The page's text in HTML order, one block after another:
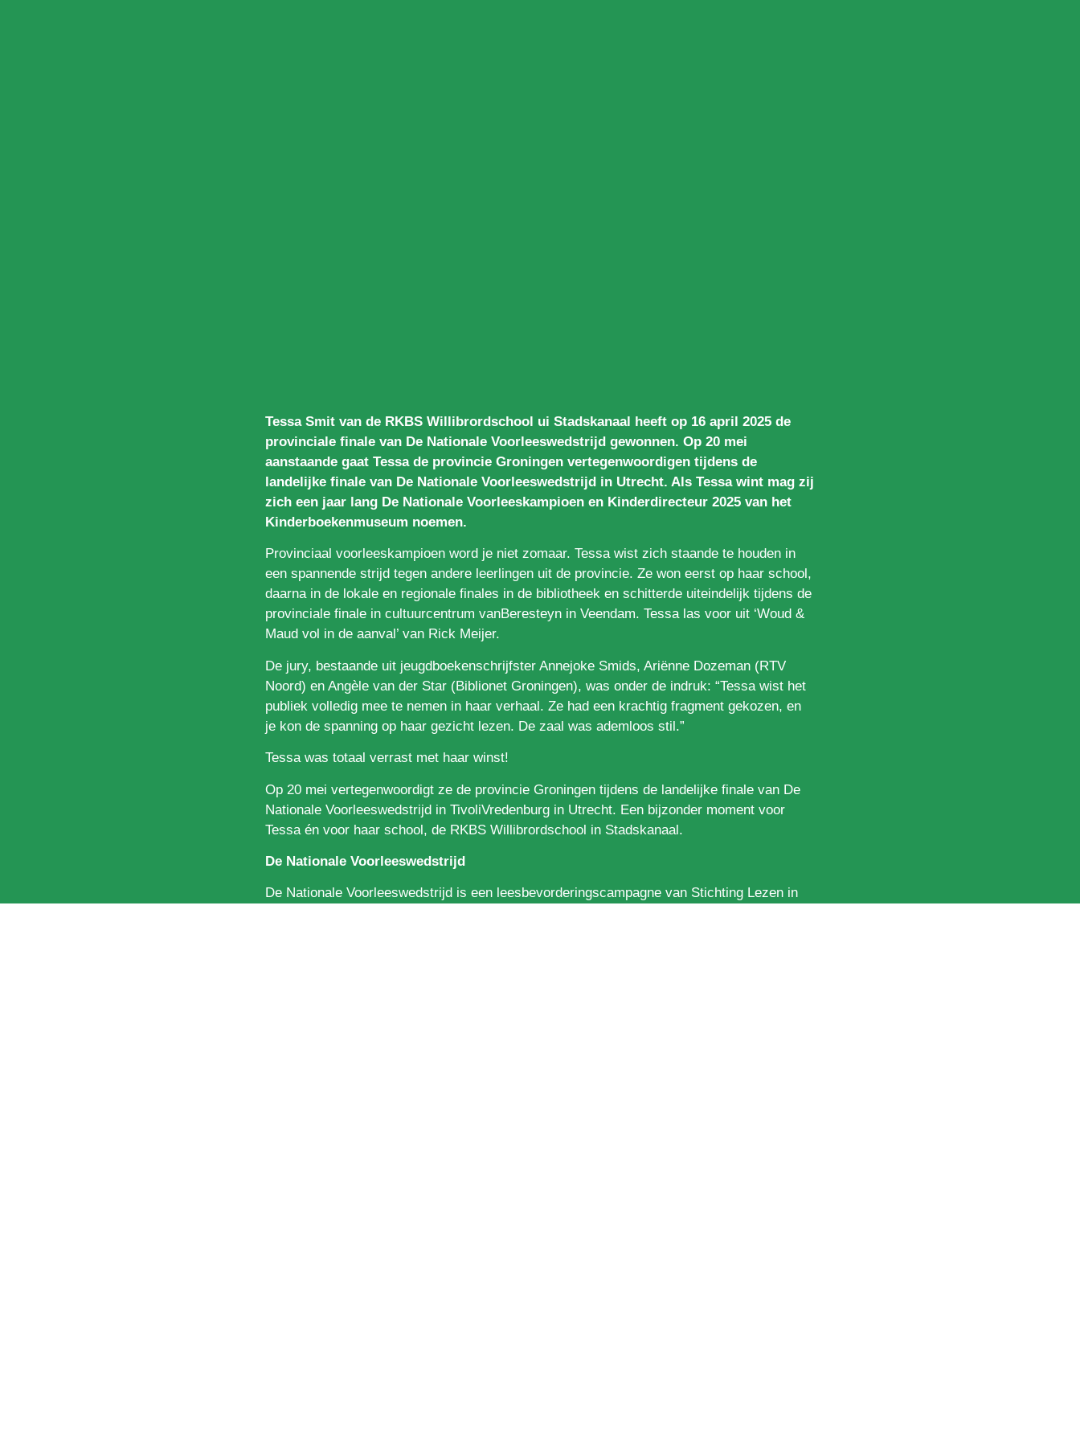
Tessa Smit van de RKBS Willibrordschool ui Stadskanaal heeft op 16 april 2025 de
provinciale finale van De Nationale Voorleeswedstrijd gewonnen. Op 20 mei
aanstaande gaat Tessa de provincie Groningen vertegenwoordigen tijdens de
landelijke finale van De Nationale Voorleeswedstrijd in Utrecht. Als Tessa wint mag zij
zich een jaar lang De Nationale Voorleeskampioen en Kinderdirecteur 2025 van het
Kinderboekenmuseum noemen.
Provinciaal voorleeskampioen word je niet zomaar. Tessa wist zich staande te houden in
een spannende strijd tegen andere leerlingen uit de provincie. Ze won eerst op haar school,
daarna in de lokale en regionale finales in de bibliotheek en schitterde uiteindelijk tijdens de
provinciale finale in cultuurcentrum vanBeresteyn in Veendam. Tessa las voor uit ‘Woud &
Maud vol in de aanval’ van Rick Meijer.
De jury, bestaande uit jeugdboekenschrijfster Annejoke Smids, Ariënne Dozeman (RTV
Noord) en Angèle van der Star (Biblionet Groningen), was onder de indruk: “Tessa wist het
publiek volledig mee te nemen in haar verhaal. Ze had een krachtig fragment gekozen, en
je kon de spanning op haar gezicht lezen. De zaal was ademloos stil.”
Tessa was totaal verrast met haar winst!
Op 20 mei vertegenwoordigt ze de provincie Groningen tijdens de landelijke finale van De
Nationale Voorleeswedstrijd in TivoliVredenburg in Utrecht. Een bijzonder moment voor
Tessa én voor haar school, de RKBS Willibrordschool in Stadskanaal.
De Nationale Voorleeswedstrijd
De Nationale Voorleeswedstrijd is een leesbevorderingscampagne van Stichting Lezen in